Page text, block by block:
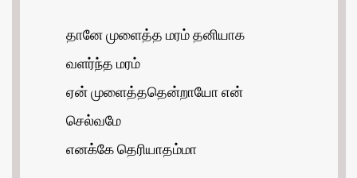
தானே முளைத்த மரம் தனியாக
வளர்ந்த மரம்
ஏன் முளைத்ததென்றாயோ என்
செல்வமே
எனக்கே தெரியாதம்மா